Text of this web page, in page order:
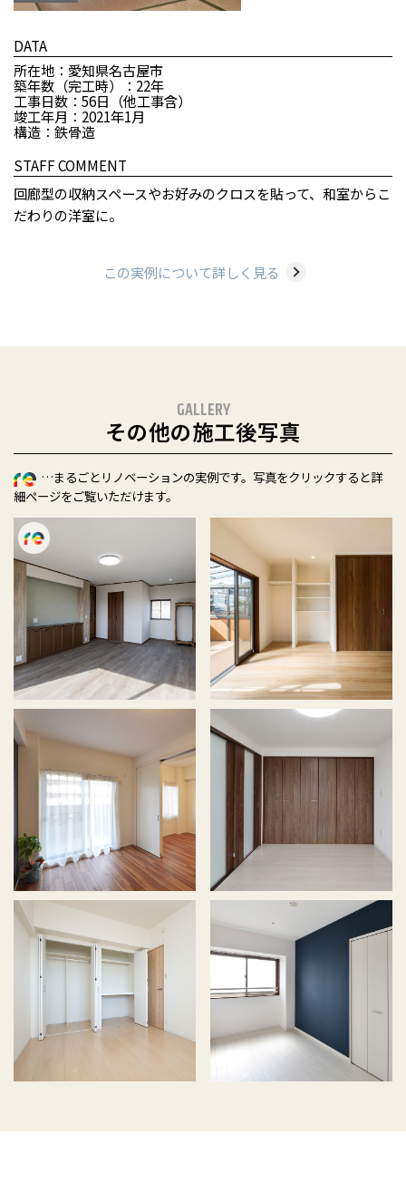
DATA
所在地：愛知県名古屋市
築年数（完工時）：22年
工事日数：56日（他工事含）
竣工年月：2021年1月
構造：鉄骨造
STAFF COMMENT
回廊型の収納スペースやお好みのクロスを貼って、和室からこ
だわりの洋室に。
この実例について詳しく見る
GALLERY
その他の施工後写真
…まるごとリノベーションの実例です。写真をクリックすると詳
細ページをご覧いただけます。